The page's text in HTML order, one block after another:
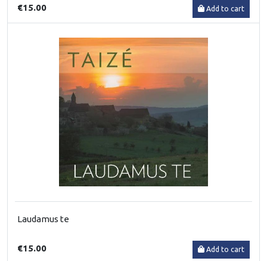
€15.00 Add to cart
Laudamus te
€15.00 Add to cart